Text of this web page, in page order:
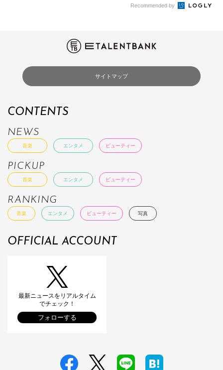
Recommended by
サイトマップ
CONTENTS
NEWS
音楽 エンタメ ビューティー
PICKUP
音楽 エンタメ ビューティー
RANKING
音楽 エンタメ ビューティー 写真
OFFICIAL ACCOUNT
最新ニュースをリアルタイム
でチェック！
フォローする